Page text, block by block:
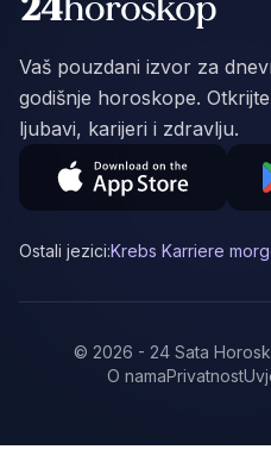
Vaš pouzdani izvor za
godišnje horoskope.
ljubavi, karijeri i zdravlju.
Ostali jezici:Krebs Karriere
© 2026 - 24 Sata
O namaPrivatnost